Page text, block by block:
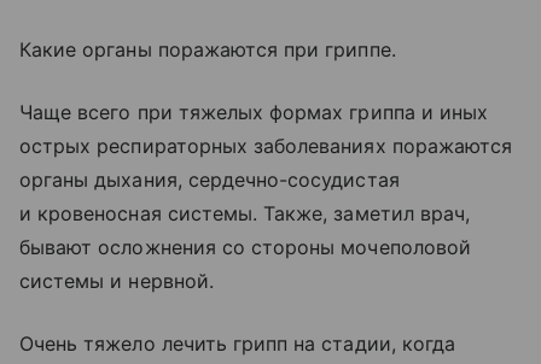
Какие органы поражаются при гриппе.
Чаще всего при тяжелых формах гриппа и иных
острых респираторных заболеваниях поражаются
органы дыхания, сердечно-сосудистая
и кровеносная системы. Также, заметил врач,
бывают осложнения со стороны мочеполовой
системы и нервной.
Очень тяжело лечить грипп на стадии, когда